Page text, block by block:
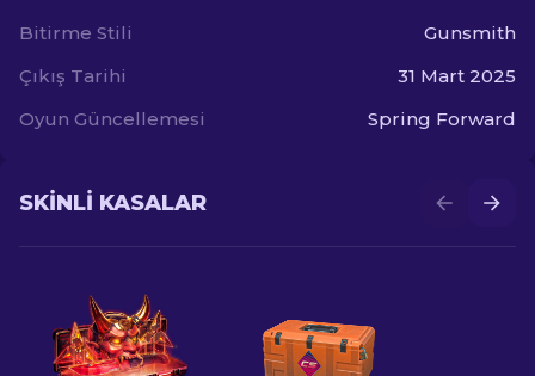
Bitirme Stili
Gunsmith
Çıkış Tarihi
31 Mart 2025
Oyun Güncellemesi
Spring Forward
SKINLI KASALAR